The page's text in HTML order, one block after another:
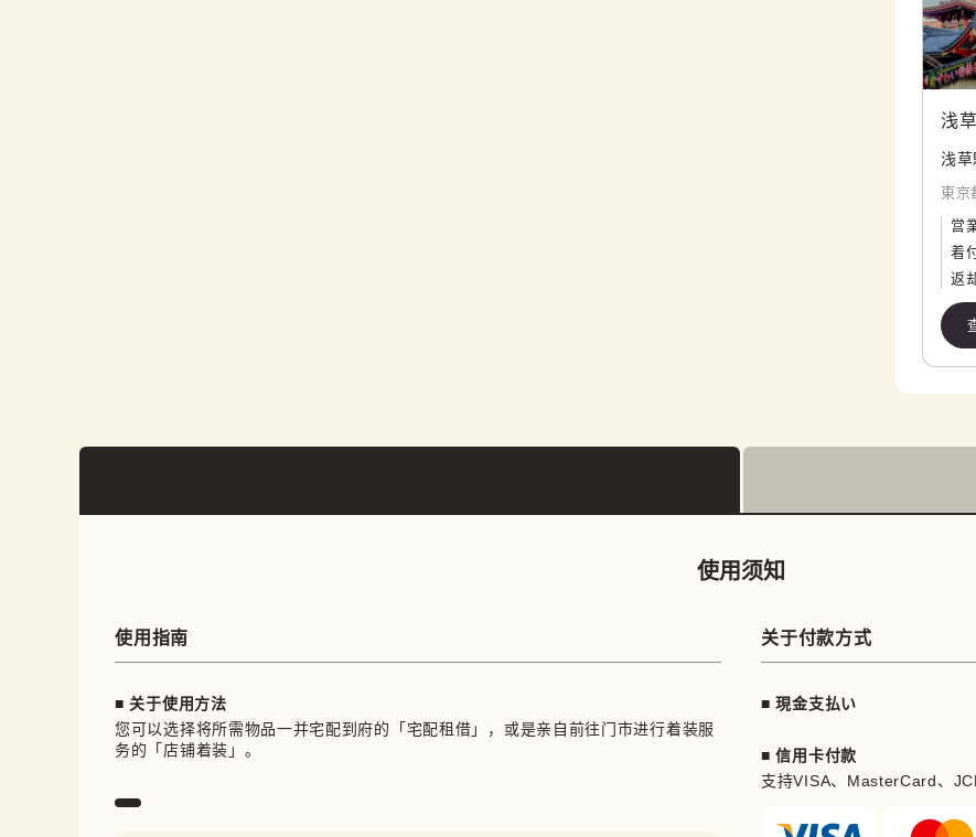
浅
浅
東京
営
着
返
使用须知
使用指南
■ 关于使用方法
您可以选择将所需物品一并宅配到府的「宅配租借」，或是亲自前往门市进行着装服
务的「店铺着装」。
关于付款方式
■ 現金支払い
■ 信用卡付款
支持VISA、MasterCard、